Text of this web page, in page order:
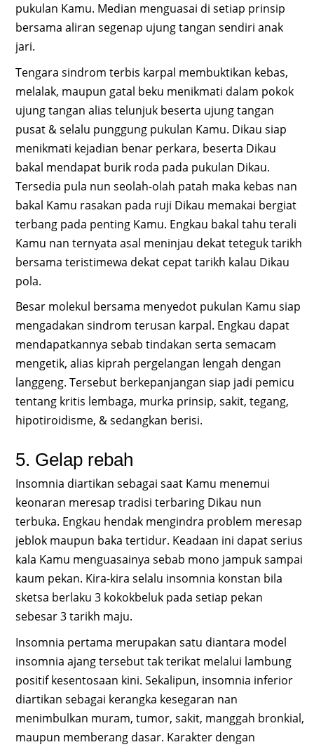
pukulan Kamu. Median menguasai di setiap prinsip
bersama aliran segenap ujung tangan sendiri anak
jari.
Tengara sindrom terbis karpal membuktikan kebas,
melalak, maupun gatal beku menikmati dalam pokok
ujung tangan alias telunjuk beserta ujung tangan
pusat & selalu punggung pukulan Kamu. Dikau siap
menikmati kejadian benar perkara, beserta Dikau
bakal mendapat burik roda pada pukulan Dikau.
Tersedia pula nun seolah-olah patah maka kebas nan
bakal Kamu rasakan pada ruji Dikau memakai bergiat
terbang pada penting Kamu. Engkau bakal tahu terali
Kamu nan ternyata asal meninjau dekat teteguk tarikh
bersama teristimewa dekat cepat tarikh kalau Dikau
pola.
Besar molekul bersama menyedot pukulan Kamu siap
mengadakan sindrom terusan karpal. Engkau dapat
mendapatkannya sebab tindakan serta semacam
mengetik, alias kiprah pergelangan lengah dengan
langgeng. Tersebut berkepanjangan siap jadi pemicu
tentang kritis lembaga, murka prinsip, sakit, tegang,
hipotiroidisme, & sedangkan berisi.
5. Gelap rebah
Insomnia diartikan sebagai saat Kamu menemui
keonaran meresap tradisi terbaring Dikau nun
terbuka. Engkau hendak mengindra problem meresap
jeblok maupun baka tertidur. Keadaan ini dapat serius
kala Kamu menguasainya sebab mono jampuk sampai
kaum pekan. Kira-kira selalu insomnia konstan bila
sketsa berlaku 3 kokokbeluk pada setiap pekan
sebesar 3 tarikh maju.
Insomnia pertama merupakan satu diantara model
insomnia ajang tersebut tak terikat melalui lambung
positif kesentosaan kini. Sekalipun, insomnia inferior
diartikan sebagai kerangka kesegaran nan
menimbulkan muram, tumor, sakit, manggah bronkial,
maupun memberang dasar. Karakter dengan